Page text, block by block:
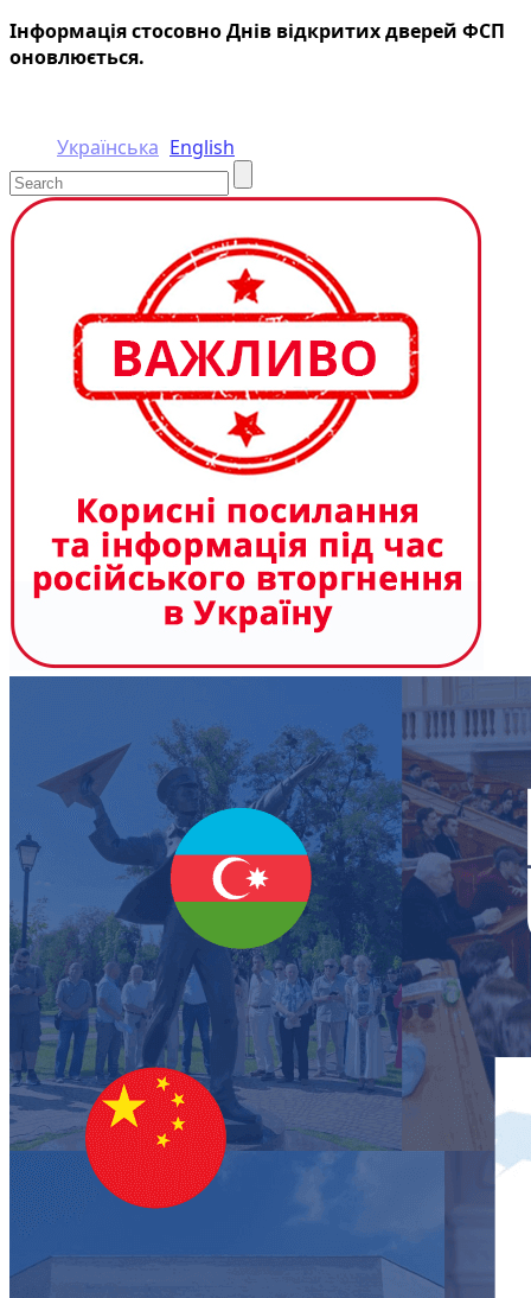
Інформація стосовно Днів відкритих дверей ФСП
оновлюється.
Українська English